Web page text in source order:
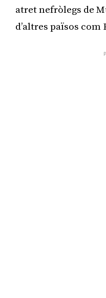
atret nefròlegs de
d’altres països